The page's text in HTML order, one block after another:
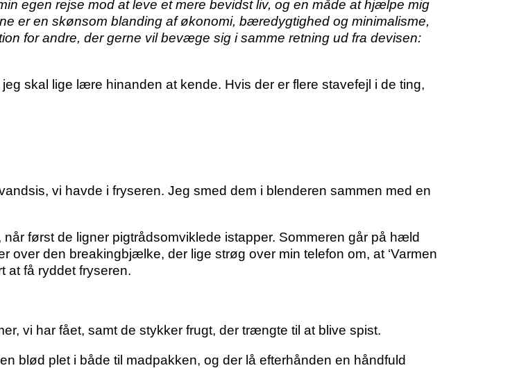
egen rejse mod at leve et mere bevidst liv, og en måde at hjælpe mig
er en skønsom blanding af økonomi, bæredygtighed og minimalisme,
for andre, der gerne vil bevæge sig i samme retning ud fra devisen:
skal lige lære hinanden at kende. Hvis der er flere stavefejl i de ting,
vi havde i fryseren. Jeg smed dem i blenderen sammen med en
først de ligner pigtrådsomviklede istapper. Sommeren går på hæld
over den breakingbjælke, der lige strøg over min telefon om, at ‘Varmen
at få ryddet fryseren.
vi har fået, samt de stykker frugt, der trængte til at blive spist.
blød plet i både til madpakken, og der lå efterhånden en håndfuld